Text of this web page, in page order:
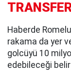
Haberde
rakama da yer
golcüyü 10
edebileceği